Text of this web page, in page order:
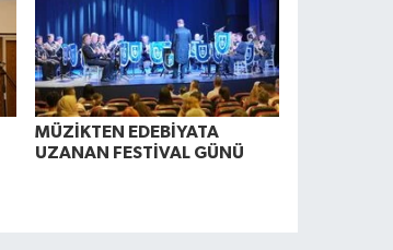
MÜZİKTEN EDEBİYATA
UZANAN FESTİVAL GÜNÜ